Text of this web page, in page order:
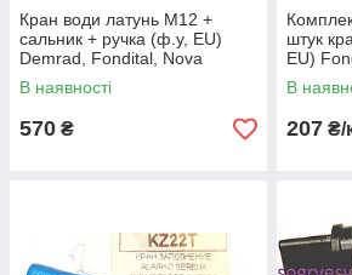
Кран води латунь М12 +
сальник + ручка (ф.у, EU)
Demrad, Fondital, Nova
Florida, арт. 86706/
6RUBICAR04, к.з. 0389/5
В наявності
570 ₴
штук
EU)
арт.
В
207 ₴/